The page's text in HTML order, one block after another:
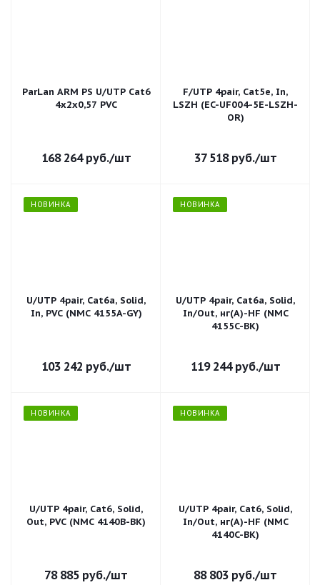
ParLan ARM PS U/UTP Cat6
4х2х0,57 PVC
168 264руб./шт
F/UTP 4pair, Cat5e, In,
LSZH (EC-UF004-5E-LSZH-
OR)
37 518руб./шт
НОВИНКА
U/UTP 4pair, Cat6a, Solid,
In, PVC (NMC 4155A-GY)
103 242 руб./шт
НОВИНКА
U/UTP 4pair, Cat6a, Solid,
In/Out, нг(А)-HF (NMC
4155C-BK)
119 244руб./шт
НОВИНКА
U/UTP 4pair, Cat6, Solid,
Out, PVC (NMC 4140B-BK)
78 885 руб./шт
НОВИНКА
U/UTP 4pair, Cat6, Solid,
In/Out, нг(А)-HF (NMC
4140C-BK)
88 803 руб./шт